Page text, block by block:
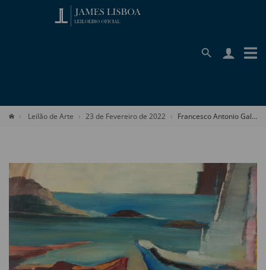
Leilão de Arte 23 de Fevereiro de 2022 Francesco Antonio Gallotti